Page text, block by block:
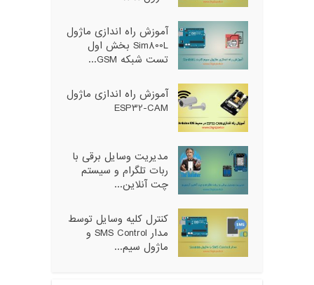
آموزش راه اندازی ماژول
Sim800L بخش اول
تست شبکه GSM...
آموزش راه اندازی ماژول
ESP32-CAM
مدیریت وسایل برقی با
ربات تلگرام و سیستم
چت آنلاین...
کنترل کلیه وسایل توسط
مدار SMS Control و
ماژول سیم...